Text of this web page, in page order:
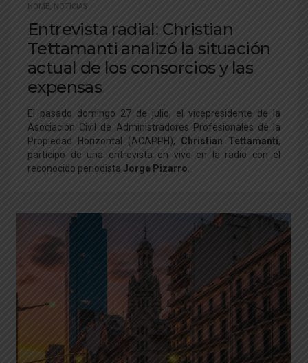
HOME, NOTICIAS
Entrevista radial: Christian
Tettamanti analizó la situación
actual de los consorcios y las
expensas
El pasado domingo 27 de julio, el vicepresidente de la
Asociación Civil de Administradores Profesionales de la
Propiedad Horizontal (ACAPPH), Christian Tettamanti,
participó de una entrevista en vivo en la radio con el
reconocido periodista Jorge Pizarro.